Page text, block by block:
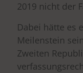
2019 nicht der
Dabei hätte es
Meilenstein
Zweiten